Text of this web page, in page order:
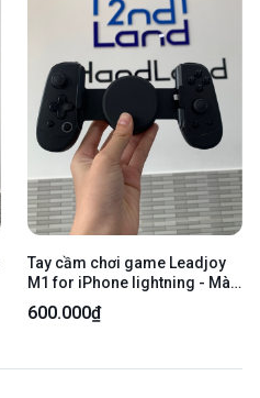
Tay cầm chơi game Leadjoy
M1 for iPhone lightning - Màu
đen - Ngoại hình: 98% - Body
600.000₫